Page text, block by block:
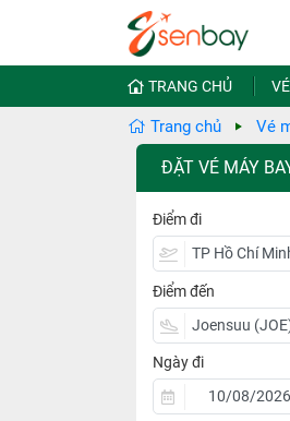
TRANG CHỦ
Trang chủ Vé
ĐẶT VÉ MÁY
Điểm đi
Điểm đến
Ngày đi